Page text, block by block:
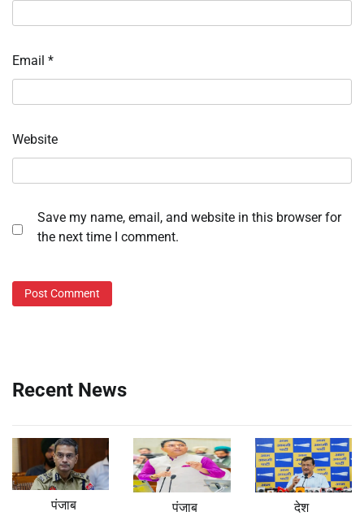
Email *
Website
Save my name, email, and website in this browser for
the next time I comment.
Recent News
पंजाब पंजाब देश